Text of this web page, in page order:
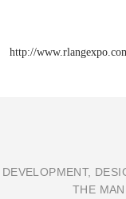
http://
DEVELOPMENT,
THE